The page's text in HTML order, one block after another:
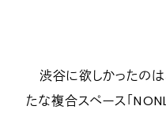
渋谷に欲しかったのは
たな複合スペース「